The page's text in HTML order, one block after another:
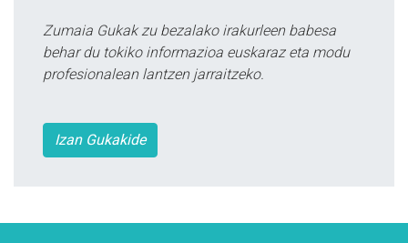
Zumaia Gukak zu bezalako irakurleen babesa
behar du tokiko informazioa euskaraz eta modu
profesionalean lantzen jarraitzeko.
Izan Gukakide